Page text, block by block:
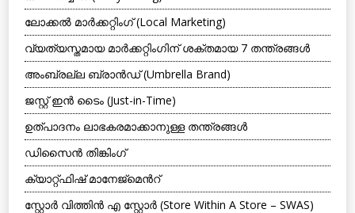
ലോക്കല്‍ മാര്‍ക്കറ്റിംഗ് (Local Marketing)
വ്യത്യസ്തമായ മാര്‍ക്കറ്റിംഗിന് ശക്തമായ 7 തന്ത്രങ്ങള്‍
അംബ്രല്ല ബ്രാന്‍ഡ് (Umbrella Brand)
ജസ്റ്റ്‌ ഇന്‍ ടൈം (Just-in-Time)
ഉത്പാദനം ലാഭകരമാക്കാനുള്ള തന്ത്രങ്ങള്‍
ഡിസൈന്‍ തിങ്കിംഗ്
ക്യാറ്റ്ഫിഷ്‌ മാനേജ്‌മെന്‍റ്
സ്റ്റോര്‍ വിത്തിന്‍ എ സ്റ്റോര്‍ (Store Within A Store – SWAS)